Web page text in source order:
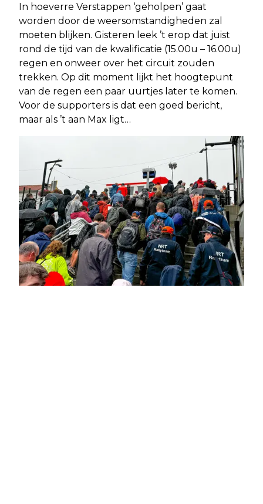
In hoeverre Verstappen ‘geholpen’ gaat
worden door de weersomstandigheden zal
moeten blijken. Gisteren leek ’t erop dat juist
rond de tijd van de kwalificatie (15.00u – 16.00u)
regen en onweer over het circuit zouden
trekken. Op dit moment lijkt het hoogtepunt
van de regen een paar uurtjes later te komen.
Voor de supporters is dat een goed bericht,
maar als ’t aan Max ligt…